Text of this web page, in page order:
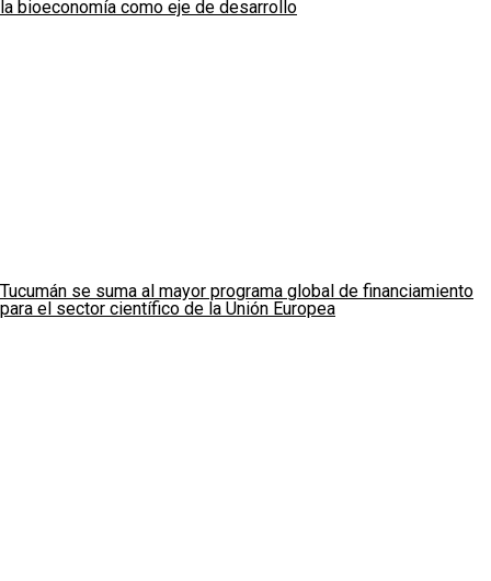
la bioeconomía como eje de desarrollo
Tucumán se suma al mayor programa global de financiamiento
para el sector científico de la Unión Europea